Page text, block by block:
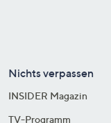
Nichts verpassen
INSIDER Magazin
TV-Programm